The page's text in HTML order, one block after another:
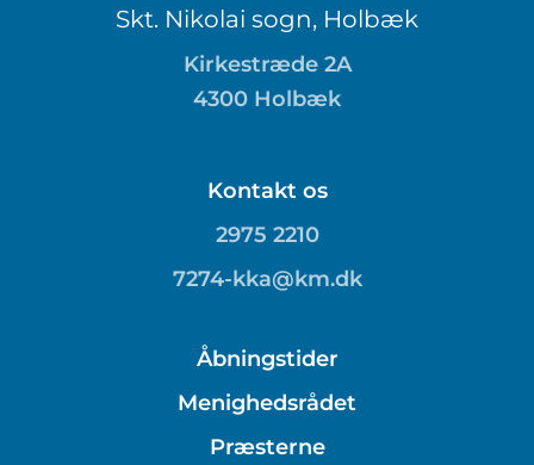
Skt. Nikolai sogn, Holbæk
Kirkestræde 2A
4300 Holbæk
Kontakt os
2975 2210
7274-kka@km.dk
Åbningstider
Menighedsrådet
Præsterne